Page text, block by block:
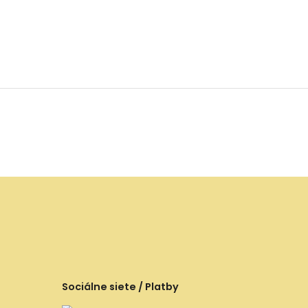
Sociálne siete / Platby